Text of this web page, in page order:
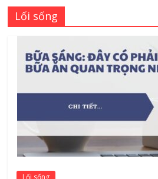
Lối sống